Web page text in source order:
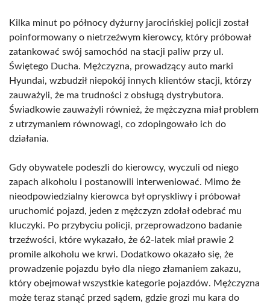
Kilka minut po północy dyżurny jarocińskiej policji został
poinformowany o nietrzeźwym kierowcy, który próbował
zatankować swój samochód na stacji paliw przy ul.
Świętego Ducha. Mężczyzna, prowadzący auto marki
Hyundai, wzbudził niepokój innych klientów stacji, którzy
zauważyli, że ma trudności z obsługą dystrybutora.
Świadkowie zauważyli również, że mężczyzna miał problem
z utrzymaniem równowagi, co zdopingowało ich do
działania.
Gdy obywatele podeszli do kierowcy, wyczuli od niego
zapach alkoholu i postanowili interweniować. Mimo że
nieodpowiedzialny kierowca był opryskliwy i próbował
uruchomić pojazd, jeden z mężczyzn zdołał odebrać mu
kluczyki. Po przybyciu policji, przeprowadzono badanie
trzeźwości, które wykazało, że 62-latek miał prawie 2
promile alkoholu we krwi. Dodatkowo okazało się, że
prowadzenie pojazdu było dla niego złamaniem zakazu,
który obejmował wszystkie kategorie pojazdów. Mężczyzna
może teraz stanąć przed sądem, gdzie grozi mu kara do